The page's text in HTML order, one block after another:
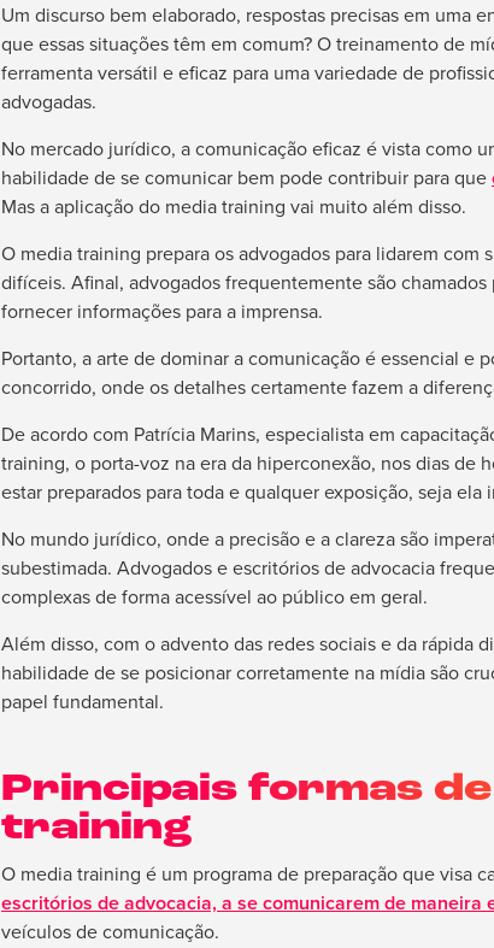
Um discurso bem elaborado, respostas precisas em uma
que essas situações têm em comum? O treinamento de
ferramenta versátil e eficaz para uma variedade de
advogadas.
No mercado jurídico, a comunicação eficaz é vista como
habilidade de se comunicar bem pode contribuir para que
Mas a aplicação do media training vai muito além disso.
O media training prepara os advogados para lidarem
difíceis. Afinal, advogados frequentemente são
fornecer informações para a imprensa.
Portanto, a arte de dominar a comunicação é essencial e
concorrido, onde os detalhes certamente fazem a
De acordo com Patrícia Marins, especialista em
training, o porta-voz na era da hiperconexão, nos dias de
estar preparados para toda e qualquer exposição, seja ela
No mundo jurídico, onde a precisão e a clareza são
subestimada. Advogados e escritórios de advocacia
complexas de forma acessível ao público em geral.
Além disso, com o advento das redes sociais e da rápida
habilidade de se posicionar corretamente na mídia são
papel fundamental.
Principais formas
training
O media training é um programa de preparação que visa
escritórios de advocacia, a se comunicarem de maneira
veículos de comunicação.